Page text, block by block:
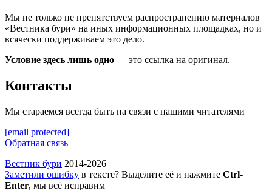
Мы не только не препятствуем распространению материалов
«Вестника бури» на иных информационных площадках, но и
всячески поддерживаем это дело.
Условие здесь лишь одно — это ссылка на оригинал.
Контакты
Мы стараемся всегда быть на связи с нашими читателями
[email protected]
Обратная связь
Вестник бури 2014-2026
Заметили ошибку в тексте? Выделите её и нажмите Ctrl-
Enter, мы всё исправим